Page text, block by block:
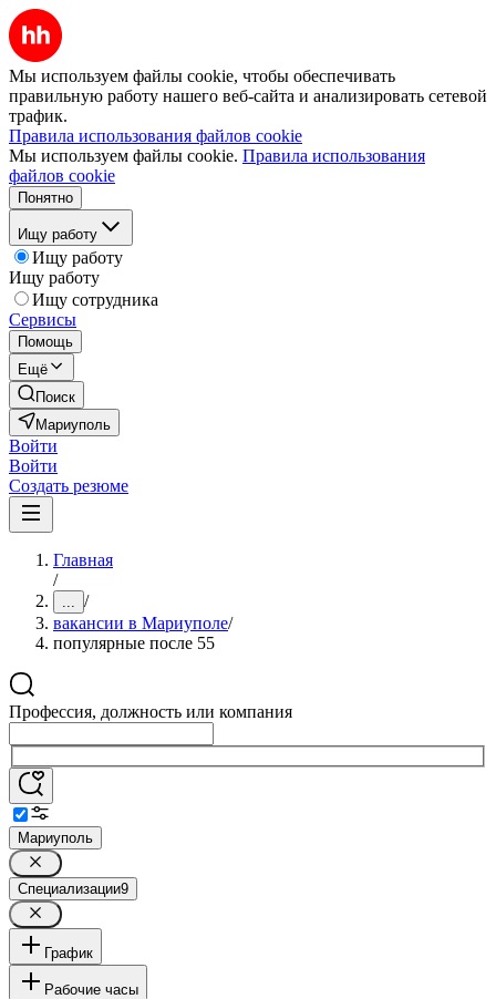
Мы используем файлы cookie, чтобы обеспечивать
правильную работу нашего веб-сайта и анализировать сетевой
трафик.
Правила использования файлов cookie
Мы используем файлы cookie. Правила использования
файлов cookie
Понятно
Ищу работу
Ищу работу
Ищу работу
Ищу сотрудника
Сервисы
Помощь
Ещё
Поиск
Мариуполь
Войти
Войти
Создать резюме
Главная
/
... /
вакансии в Мариуполе/
популярные после 55
Профессия, должность или компания
Мариуполь
Специализации9
График
Рабочие часы